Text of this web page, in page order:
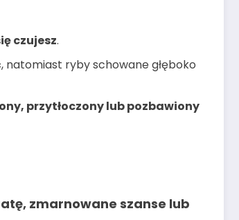
czujesz.
, natomiast ryby schowane głęboko
przytłoczony lub pozbawiony
zmarnowane szanse lub